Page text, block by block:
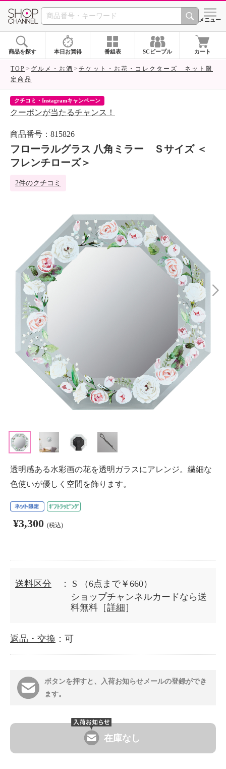
SHOP CHANNEL シメニュー
商品を探す 本日お買得 番組表 SCピープル カート
TOP グルメ・お酒
チケット・お花・コレクターズ ネット限
定商品
ネットデビューキャンペーン
ネットで初めてご購入の方1,000円割引
商品番号：815826
フローラルグラス 八角ミラー Ｓサイズ ＜
フレンチローズ＞
2件のクチコミ
透明感ある水彩画の花を透明ガラスにアレンジ。繊細な
色使いが優しく空間を飾ります。
¥3,300 (税込)
送料区分 ： S
（6点まで￥660）
ショップチャンネルカードなら送
料無料［詳細 ］
返品・交換 ：可
ボタンを押すと、入荷お知らせメールの登録ができ
ます。
在庫なし